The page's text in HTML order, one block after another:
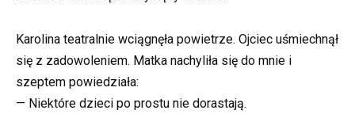
Karolina teatralnie wciągnęła powietrze. Ojciec uśmiechnął
się z zadowoleniem. Matka nachyliła się do mnie i
szeptem powiedziała:
— Niektóre dzieci po prostu nie dorastają.